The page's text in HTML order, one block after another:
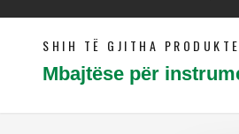
SHIH TË GJITHA
Mbajtëse për